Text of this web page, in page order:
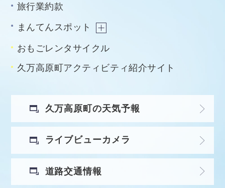
旅行業約款
まんてんスポット
おもごレンタサイクル
久万高原町アクティビティ紹介サイト
久万高原町の天気予報
ライブビューカメラ
道路交通情報